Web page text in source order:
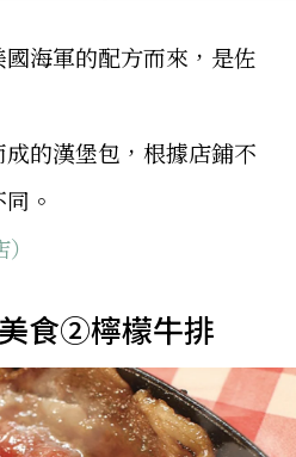
海軍的配方而來，是佐
的漢堡包，根據店鋪不
。
食②檸檬牛排